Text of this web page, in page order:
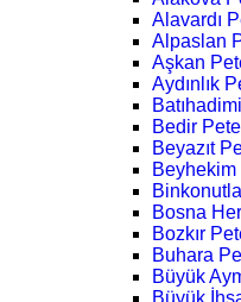
Alavardı
Alpaslan
Aşkan
Aydınlık
Bedir
Beyazıt
Bosna
Bozkır
Buhara
Büyük